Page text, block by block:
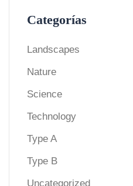
Categorías
Landscapes
Nature
Science
Technology
Type A
Type B
Uncategorized